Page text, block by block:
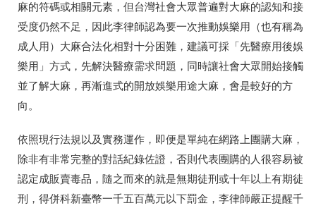
麻的符碼或相關元素，但台灣社會大眾普遍對大麻的認知和接
受度仍然不足，因此李律師認為要一次推動娛樂用（也有稱為
成人用）大麻合法化相對十分困難，建議可採「先醫療用後娛
樂用」方式，先解決醫療需求問題，同時讓社會大眾開始接觸
並了解大麻，再漸進式的開放娛樂用途大麻，會是較好的方
向。
依照現行法規以及實務運作，即便是單純在網路上團購大麻，
除非有非常完整的對話紀錄佐證，否則代表團購的人很容易被
認定成販賣毒品，隨之而來的就是無期徒刑或十年以上有期徒
刑，得併科新臺幣一千五百萬元以下罰金，李律師嚴正提醒千